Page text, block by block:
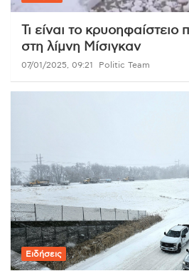
Τι είναι το
στη λίμνη Μίσιγκαν
07/01/2025, 09:21 Politic Team
Ειδήσεις